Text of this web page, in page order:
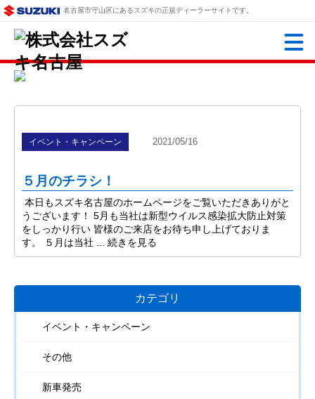
名古屋市守山区にあるスズキの正規ディーラーサイトです。
イベント・キャンペーン 2021/05/16
５月のチラシ！
本日もスズキ名古屋のホームページをご覧いただきありがと
うございます！ 5月も当社は新型ウイルス感染拡大防止対策
をしっかり行い 皆様のご来店をお待ち申し上げておりま
す。 ５月は当社 ... 続きを見る
カテゴリ
イベント・キャンペーン
その他
新車発売